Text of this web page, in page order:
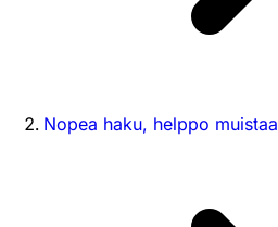
Nopea haku, helppo muistaa